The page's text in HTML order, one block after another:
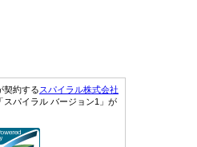
契約するスパイラル株式会社
スパイラル バージョン1」が